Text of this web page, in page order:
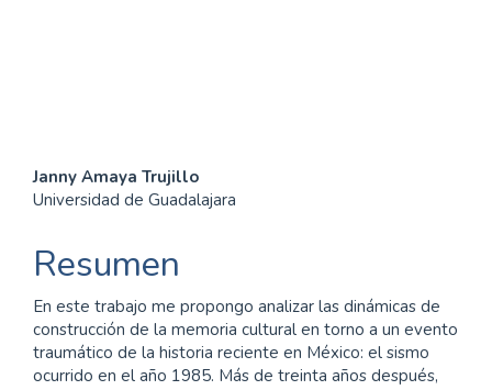
Contenido
del
artículo
Janny Amaya Trujillo
Universidad de Guadalajara
Resumen
En este trabajo me propongo analizar las dinámicas de
construcción de la memoria cultural en torno a un evento
traumático de la historia reciente en México: el sismo
ocurrido en el año 1985. Más de treinta años después,